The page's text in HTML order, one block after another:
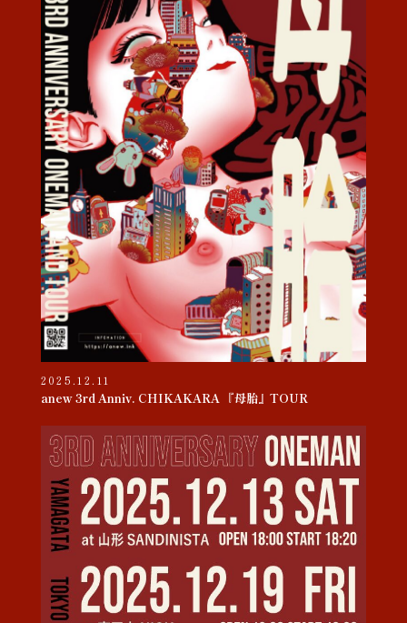
2025.12.11
anew 3rd Anniv. CHIKAKARA 『母胎』TOUR